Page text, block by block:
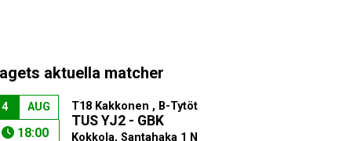
aktuella matcher
4 AUG
18:00
T18 Kakkonen , B-Tytöt
TUS YJ2 - GBK
Kokkola, Santahaka 1 N